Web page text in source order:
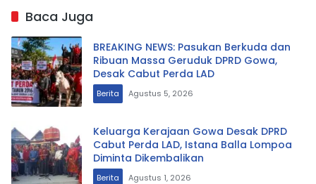
Baca Juga
BREAKING NEWS: Pasukan Berkuda dan
Ribuan Massa Geruduk DPRD Gowa,
Desak Cabut Perda LAD
Berita Agustus 5, 2026
Keluarga Kerajaan Gowa Desak DPRD
Cabut Perda LAD, Istana Balla Lompoa
Diminta Dikembalikan
Berita Agustus 1, 2026